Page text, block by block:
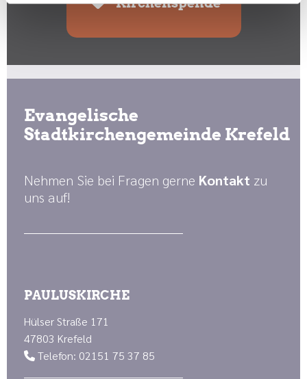
Kirchenspende
Evangelische
Stadtkirchengemeinde Krefeld
Nehmen Sie bei Fragen gerne Kontakt zu
uns auf!
PAULUSKIRCHE
Hülser Straße 171
47803 Krefeld
 Telefon: 02151 75 37 85